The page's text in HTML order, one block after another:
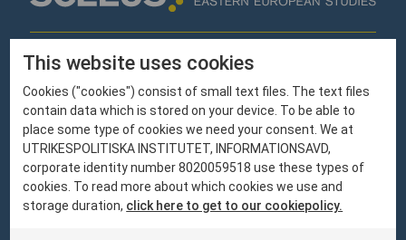
Om oss
Vi är ett nationellt fristående kunskapscentrum med hemvist
på Utrikespolitiska institutet.
Besök Utrikespolitiska institutet här:ui.se
This website uses cookies
Cookies ("cookies") consist of small text files. The text files
contain data which is stored on your device. To be able to
place some type of cookies we need your consent. We at
UTRIKESPOLITISKA INSTITUTET, INFORMATIONSAVD,
corporate identity number 8020059518 use these types of
cookies. To read more about which cookies we use and
storage duration, click here to get to our cookiepolicy.